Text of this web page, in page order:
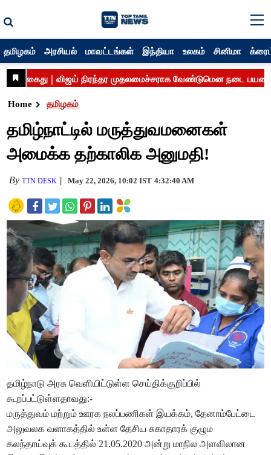
தமிழகம் அரசியல் மாவட்டங்கள் இந்தியா உலகம் சினிமா
Home தமிழகம்
தமிழ்நாட்டில் மருத்துவமனைகள்
அமைக்க தற்காலிக அனுமதி!
ByTTN DESK May 22, 2026, 10:02 IST 4:32:40 AM
தமிழ்நாடு அரசு வெளியிட்டுள்ள செய்திக்குறிப்பில்
கூறப்பட்டுள்ளதாவது:-
மருத்துவம் மற்றும் ஊரக நலப்பணிகள் இயக்கம், தேனாம்பேட்டை
அலுவலக வளாகத்தில் உள்ள தேசிய சுகாதாரக் குழும
கலந்தாய்வுக் கூடத்தில் 21.05.2020 அன்று மாநில அளவிலான